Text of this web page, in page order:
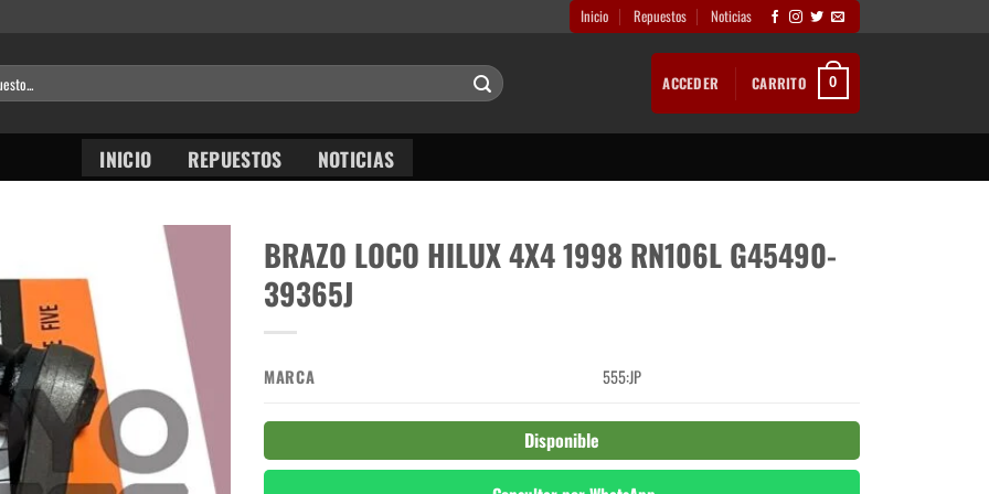
Inicio Repuestos Noticias
ACCEDER CARRITO 0
INICIO REPUESTOS NOTICIAS
BRAZO LOCO HILUX 4X4 1998 RN106L G45490-
39365J
MARCA 555:JP
Disponible